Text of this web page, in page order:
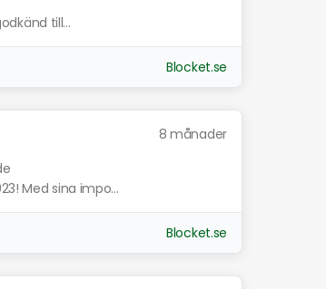
till...
Blocket.se
8 månader
Med sina impo...
Blocket.se